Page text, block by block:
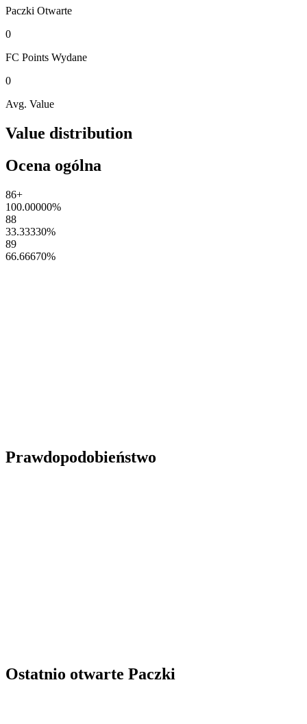
Paczki Otwarte
0
FC Points Wydane
0
Avg. Value
Value distribution
Ocena ogólna
86+
100.00000%
88
33.33330%
89
66.66670%
Prawdopodobieństwo
Ostatnio otwarte Paczki